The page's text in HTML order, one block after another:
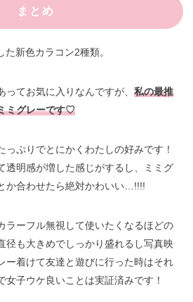
まとめ
新色カラコン2種類。
ってお気に入りなんですが、私の最推
ミグレーです♡
っぷりでとにかくわたしの好みです！
透明感が増した感じがするし、ミミグ
か合わせたら絶対かわいい…!!!!
ラーフル無視して使いたくなるほどの
も大きめでしっかり盛れるし写真映
ー着けて友達と遊びに行った時はそれ
女子ウケ良いことは実証済みです！